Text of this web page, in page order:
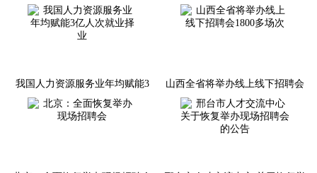
人体育场、徐家汇体育公园等目
前已停止举办招聘会
年奔赴山海
我国人力资源服务业年均赋能3
亿人次就业择业
山西全省将举办线上线下招聘会
1800多场次